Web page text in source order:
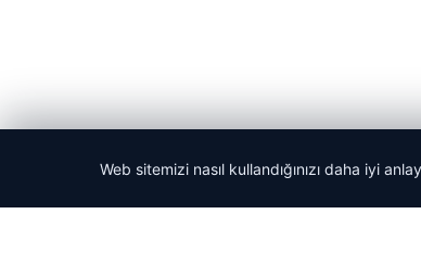
Web sitemizi nasıl kullandığınızı daha iyi